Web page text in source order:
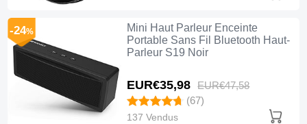
Mini Haut Parleur Enceinte
Portable Sans Fil Bluetooth Haut-
Parleur S19 Noir
EUR€35,98 EUR€47,58
-24%
(67)
137 Vendus